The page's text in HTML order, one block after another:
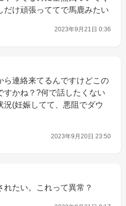
だけ頑張っててで馬鹿みたい
2023年9月21日 0:36
ら連絡来てるんですけどこの
すかね？?何で話したくない
況(妊娠してて、悪阻でダウ
2023年9月20日 23:50
れたい。これって異常？